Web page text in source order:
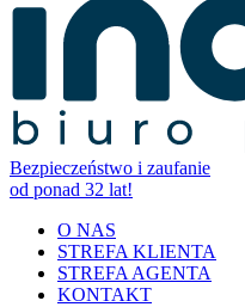
Bezpieczeństwo i zaufanie
od ponad 32 lat!
O NAS
STREFA KLIENTA
STREFA AGENTA
KONTAKT